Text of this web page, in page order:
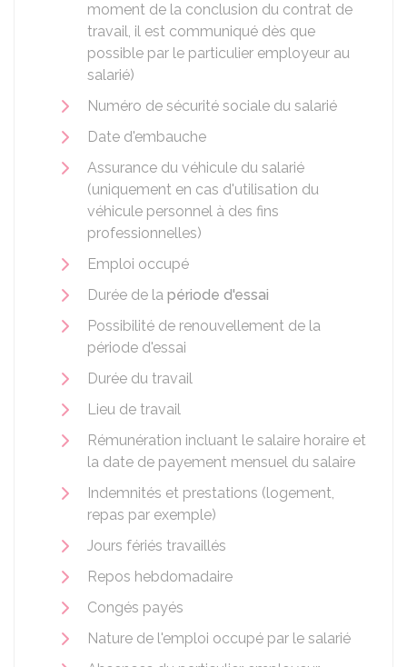
moment de la conclusion du contrat de
travail, il est communiqué dès que
possible par le particulier employeur au
salarié)
Numéro de sécurité sociale du salarié
Date d'embauche
Assurance du véhicule du salarié
(uniquement en cas d'utilisation du
véhicule personnel à des fins
professionnelles)
Emploi occupé
Durée de la période d'essai
Possibilité de renouvellement de la
période d'essai
Durée du travail
Lieu de travail
Rémunération incluant le salaire horaire et
la date de payement mensuel du salaire
Indemnités et prestations (logement,
repas par exemple)
Jours fériés travaillés
Repos hebdomadaire
Congés payés
Nature de l'emploi occupé par le salarié